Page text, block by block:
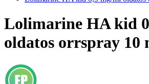
Lolimarine HA kid
oldatos orrspray 10